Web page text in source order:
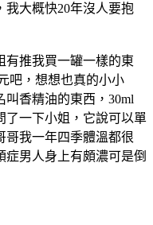
我大概快20年沒人要抱
有推我買一罐一樣的東
吧，想想也真的小小
香精油的東西，30ml
了一下小姐，它說可以單
哥我一年四季體溫都很
男人身上有頗濃可是倒